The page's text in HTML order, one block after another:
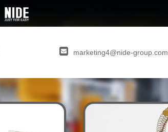
marketing4@nide-group.com